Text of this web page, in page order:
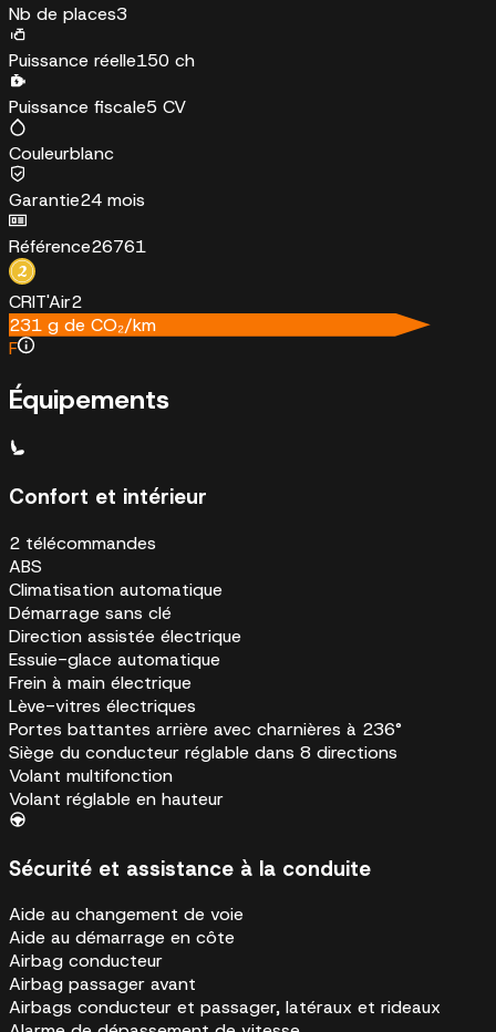
Nb de places3
Puissance réelle150 ch
Puissance fiscale5 CV
Couleurblanc
Garantie24 mois
Référence26761
CRIT'Air2
231 g de CO₂/km
F
Équipements
Confort et intérieur
2 télécommandes
ABS
Climatisation automatique
Démarrage sans clé
Direction assistée électrique
Essuie-glace automatique
Frein à main électrique
Lève-vitres électriques
Portes battantes arrière avec charnières à 236°
Siège du conducteur réglable dans 8 directions
Volant multifonction
Volant réglable en hauteur
Sécurité et assistance à la conduite
Aide au changement de voie
Aide au démarrage en côte
Airbag conducteur
Airbag passager avant
Airbags conducteur et passager, latéraux et rideaux